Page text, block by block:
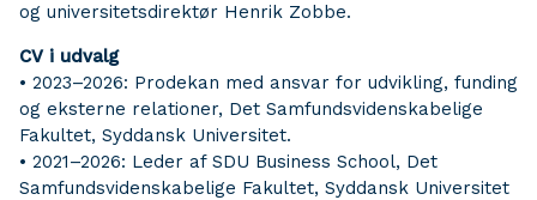
og universitetsdirektør Henrik Zobbe.
CV i udvalg
• 2023–2026: Prodekan med ansvar for udvikling, funding
og eksterne relationer, Det Samfundsvidenskabelige
Fakultet, Syddansk Universitet.
• 2021–2026: Leder af SDU Business School, Det
Samfundsvidenskabelige Fakultet, Syddansk Universitet